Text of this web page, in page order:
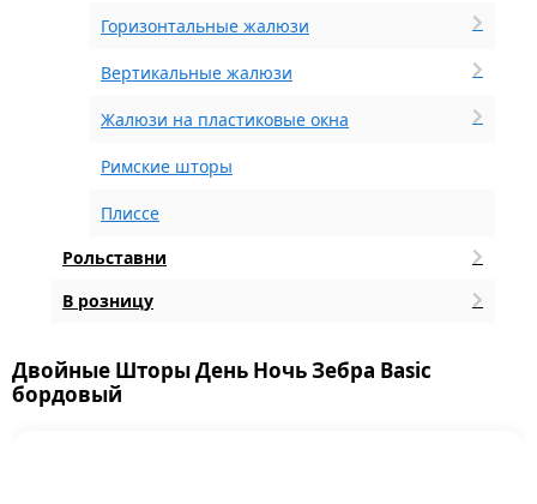
Горизонтальные жалюзи
Вертикальные жалюзи
Жалюзи на пластиковые окна
Римские шторы
Плиссе
Рольставни
В розницу
Двойные Шторы День Ночь Зебра Basic
бордовый